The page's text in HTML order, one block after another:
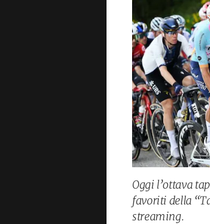
Oggi l’ottava
favoriti della
streaming.